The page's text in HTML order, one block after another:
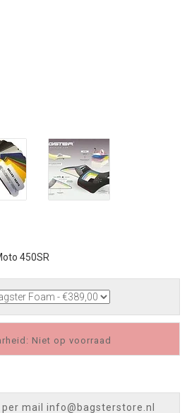
450SR
Niet op voorraad
mail info@bagsterstore.nl